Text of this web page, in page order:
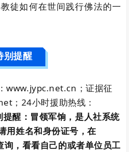
徒如何在世间践行佛法的一
别提醒
www.jypc.net.cn；证据征
；24小时援助热线：
提醒：冒领军饷，是人社系统
用姓名和身份证号，在
，看看自己的或者单位员工